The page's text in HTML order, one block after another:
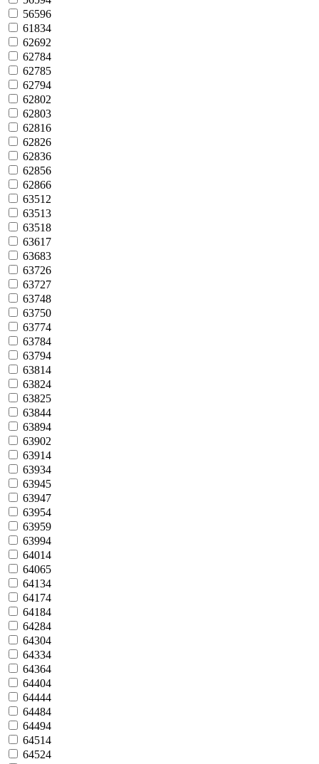
56596
61834
62692
62784
62785
62794
62802
62803
62816
62826
62836
62856
62866
63512
63513
63518
63617
63683
63726
63727
63748
63750
63774
63784
63794
63814
63824
63825
63844
63894
63902
63914
63934
63945
63947
63954
63959
63994
64014
64065
64134
64174
64184
64284
64304
64334
64364
64404
64444
64484
64494
64514
64524